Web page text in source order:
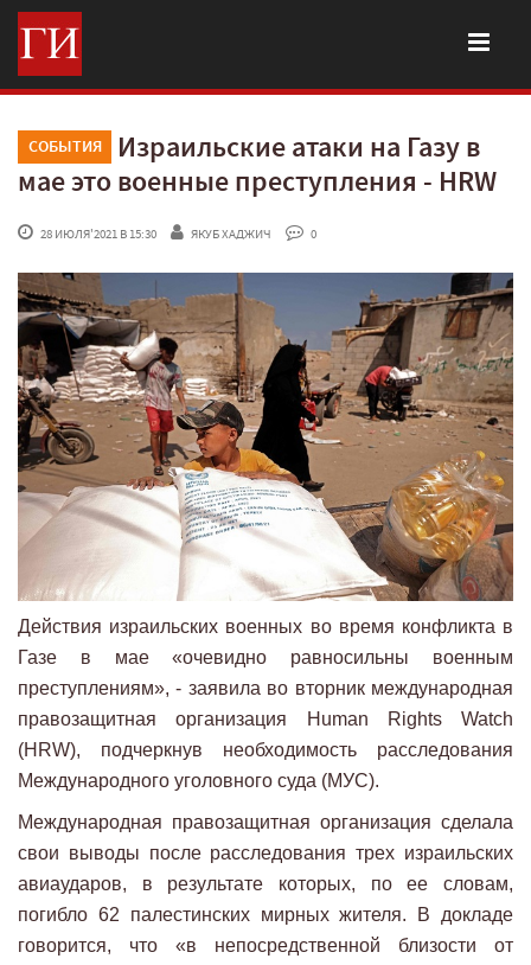
СОБЫТИЯ
Израильские атаки на Газу в
мае это военные преступления - HRW
28 ИЮЛЯ'2021 В 15:30 ЯКУБ ХАДЖИЧ 0
Действия израильских военных во время конфликта в
Газе в мае «очевидно равносильны военным
преступлениям», - заявила во вторник международная
правозащитная организация Human Rights Watch
(HRW), подчеркнув необходимость расследования
Международного уголовного суда (МУС).
Международная правозащитная организация сделала
свои выводы после расследования трех израильских
авиаударов, в результате которых, по ее словам,
погибло 62 палестинских мирных жителя. В докладе
говорится, что «в непосредственной близости от